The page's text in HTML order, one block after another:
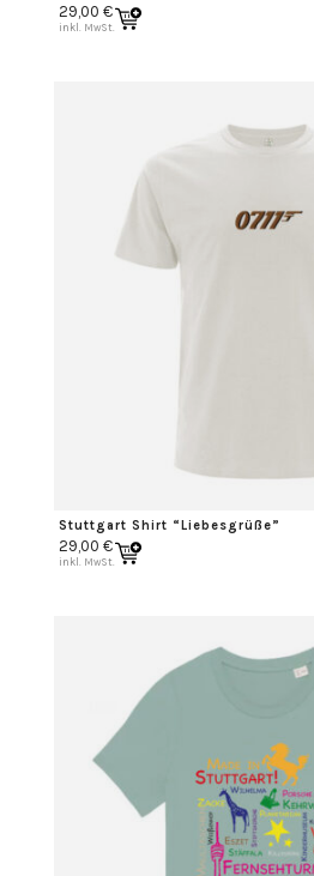
29,00 €
inkl. MwSt.
Stuttgart Shirt “Liebesgrüße”
29,00 €
inkl. MwSt.